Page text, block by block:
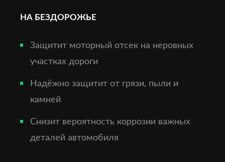
НА БЕЗДОРОЖЬЕ
Защитит моторный отсек на неровных
участках дороги
Надёжно защитит от грязи, пыли и
камней
Снизит вероятность коррозии важных
деталей автомобиля